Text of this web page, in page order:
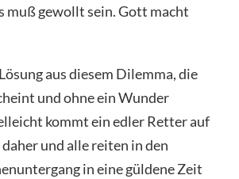
muß gewollt sein. Gott macht
aus diesem Dilemma, die
und ohne ein Wunder
kommt ein edler Retter auf
und alle reiten in den
in eine güldene Zeit